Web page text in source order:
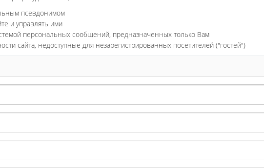
псевдонимом
и управлять ими
персональных сообщений, предназначенных только Вам
сайта, недоступные для незарегистрированных посетителей ("гостей")